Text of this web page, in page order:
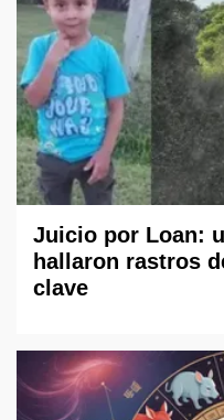
Juicio por Loan:
hallaron rastros
clave